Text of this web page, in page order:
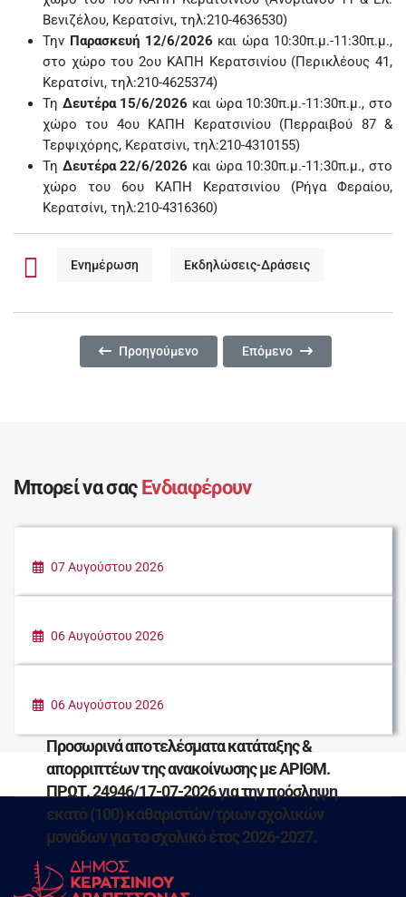
Βενιζέλου, Κερατσίνι, τηλ:210-4636530)
Την Παρασκευή 12/6/2026 και ώρα 10:30π.μ.-11:30π.μ.,
στο χώρο του 2ου ΚΑΠΗ Κερατσινίου (Περικλέους 41,
Κερατσίνι, τηλ:210-4625374)
Τη Δευτέρα 15/6/2026 και ώρα 10:30π.μ.-11:30π.μ., στο
χώρο του 4ου ΚΑΠΗ Κερατσινίου (Περραιβού 87 &
Τερψιχόρης, Κερατσίνι, τηλ:210-4310155)
Τη Δευτέρα 22/6/2026 και ώρα 10:30π.μ.-11:30π.μ., στο
χώρο του 6ου ΚΑΠΗ Κερατσινίου (Ρήγα Φεραίου,
Κερατσίνι, τηλ:210-4316360)
Ενημέρωση Εκδηλώσεις-Δράσεις
Προηγούμενο Άρθρο: "Η ΧΑΡΤΟΠΑΙΚΤΡΑ" ΑΠΟ ΤΗ
Προηγούμενο Επόμενο Άρθρο: ΜΕ
Επόμενο
Μπορεί να σας Ενδιαφέρουν
07 Αυγούστου 2026
06 Αυγούστου 2026
ΤΟΥΣ ΠΛΗΓΕΝΤΕΣ ΣΥΝΑΝΘΡΩΠΟΥΣ ΜΑΣ
06 Αυγούστου 2026
Προσωρινά αποτελέσματα κατάταξης &
απορριπτέων της ανακοίνωσης με ΑΡΙΘΜ.
ΠΡΩΤ. 24946/17-07-2026 για την πρόσληψη
εκατό (100) καθαριστών/τριων σχολικών
μονάδων για το σχολικό έτος 2026-2027.